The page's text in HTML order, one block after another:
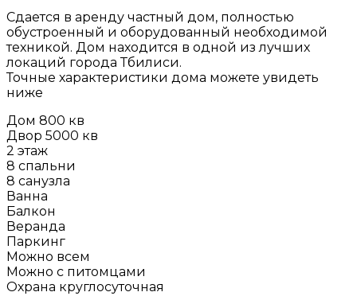
Сдается в аренду частный дом, полностью
обустроенный и оборудованный необходимой
техникой. Дом находится в одной из лучших
локаций города Тбилиси.
Точные характеристики дома можете увидеть
ниже
Дом 800 кв
Двор 5000 кв
2 этаж
8 спальни
8 санузла
Ванна
Балкон
Веранда
Паркинг
Можно всем
Можно с питомцами
Охрана круглосуточная